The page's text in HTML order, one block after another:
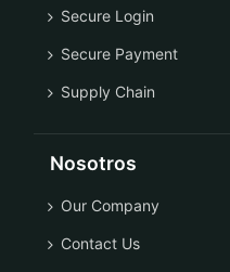
Secure Login
Secure Payment
Supply Chain
Nosotros
Our Company
Contact Us